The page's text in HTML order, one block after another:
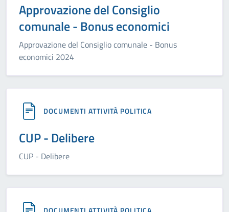
Approvazione del Consiglio
comunale - Bonus economici
Approvazione del Consiglio comunale - Bonus
economici 2024
DOCUMENTI ATTIVITÀ POLITICA
CUP - Delibere
CUP - Delibere